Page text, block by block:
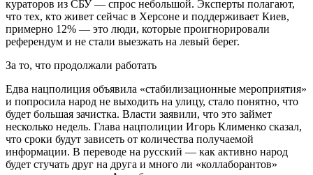
кураторов из СБУ — спрос небольшой. Эксперты полагают,
что тех, кто живет сейчас в Херсоне и поддерживает Киев,
примерно 12% — это люди, которые проигнорировали
референдум и не стали выезжать на левый берег.
За то, что продолжали работать
Едва нацполиция объявила «стабилизационные мероприятия»
и попросила народ не выходить на улицу, стало понятно, что
будет большая зачистка. Власти заявили, что это займет
несколько недель. Глава нацполиции Игорь Клименко сказал,
что сроки будут зависеть от количества получаемой
информации. В переводе на русский — как активно народ
будет стучать друг на друга и много ли «коллаборантов»